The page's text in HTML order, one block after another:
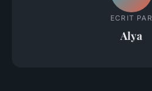
ECRIT PAR
Alya